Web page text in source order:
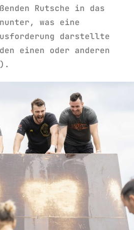
Rutsche in das
was eine
darstellte
einen oder anderen